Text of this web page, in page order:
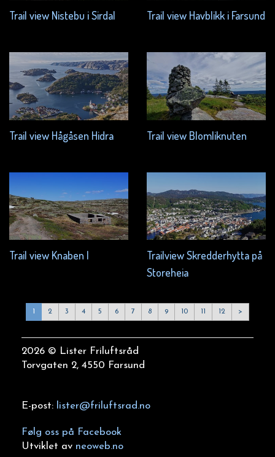
Trail view Nistebu i Sirdal Trail view Havblikk i Farsund
Trail view Hågåsen Hidra Trail view Blomliknuten
Trail view Knaben I
Trailview Skredderhytta på
Storeheia
2 3 4 5 6 7 8 9 10 12 >
2026 © Lister Friluftsråd
Torvgaten 2, 4550 Farsund
E-post: lister@friluftsrad.no
Følg oss på Facebook
Utviklet av neoweb.no